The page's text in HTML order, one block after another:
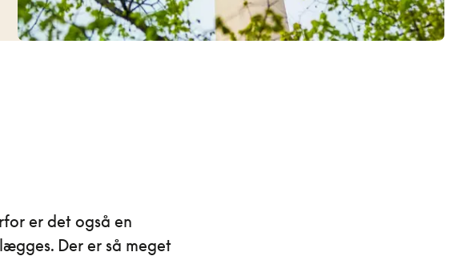
er det også en
Der er så meget